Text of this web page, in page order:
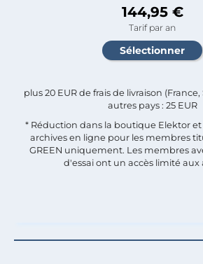
144,95 €
Tarif par an
plus 20 EUR de frais de livraison
autres pays : 25 EUR
* Réduction dans la boutique Elektor
archives en ligne pour les membres
GREEN uniquement. Les membres
d'essai ont un accès limité aux